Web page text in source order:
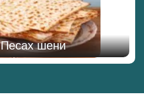
шени